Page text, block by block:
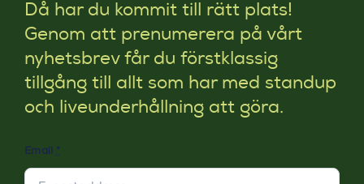
Då har du kommit till rätt plats!
Genom att prenumerera på vårt
nyhetsbrev får du förstklassig
tillgång till allt som har med standup
och liveunderhållning att göra.
Email *